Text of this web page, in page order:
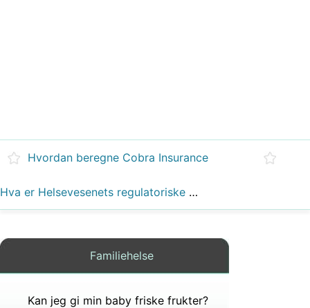
Hvordan beregne Cobra Insurance
Hva er Helsevesenets regulatoriske organer?
Familiehelse
Kan jeg gi min baby friske frukter?